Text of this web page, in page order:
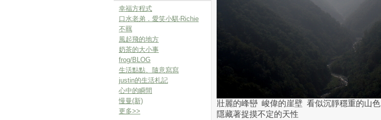
壯麗的峰巒 峻偉的崖壁 看似沉靜穩重的山色
隱藏著捉摸不定的天性
幸福方程式
口水老弟．愛笑小騏‧Richie
不羈
風起飛的地方
奶茶的大小事
frog/BLOG
生活點點、隨意寫寫
justin的生活札記
心中的瞬間
慢曼(新)
更多>>